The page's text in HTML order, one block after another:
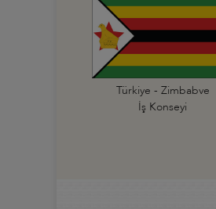
Türkiye - Zimbabve
İş Konseyi